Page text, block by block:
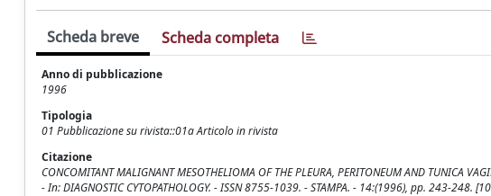
Scheda breve Scheda completa
Anno di pubblicazione
1996
Tipologia
01 Pubblicazione su rivista::01a Articolo in rivista
Citazione
CONCOMITANT MALIGNANT MESOTHELIOMA OF THE PLEURA, PERITONEUM AND TUNICA
- In: DIAGNOSTIC CYTOPATHOLOGY. - ISSN 8755-1039. - STAMPA. - 14:(1996), pp. 243-